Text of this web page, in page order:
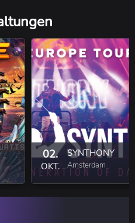
02.
OKT.
SYNTHONY
Amsterdam